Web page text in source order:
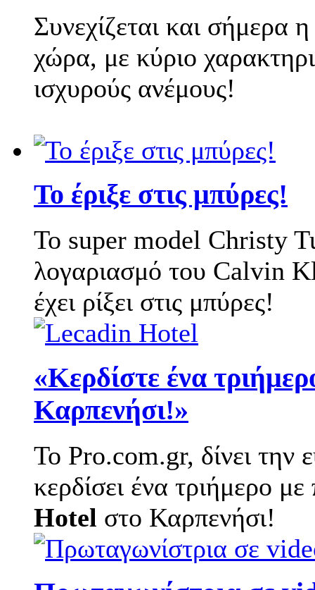
Συνεχίζεται και σήμερα
χώρα, με κύριο
ισχυρούς ανέμους!
Το super model Christy
λογαριασμό του Calvin
έχει ρίξει στις μπύρες!
«Κερδίστε ένα
Καρπενήσι!»
Το Pro.com.gr, δίνει την
κερδίσει ένα τριήμερο
Hotel στο Καρπενήσι!